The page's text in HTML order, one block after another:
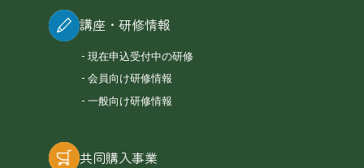
講座・研修情報
現在申込受付中の研修
会員向け研修情報
一般向け研修情報
共同購入事業